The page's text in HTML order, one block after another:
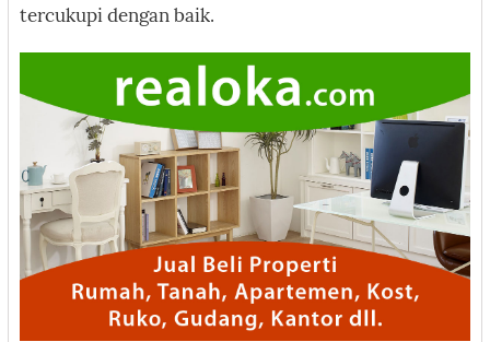
tercukupi dengan baik.